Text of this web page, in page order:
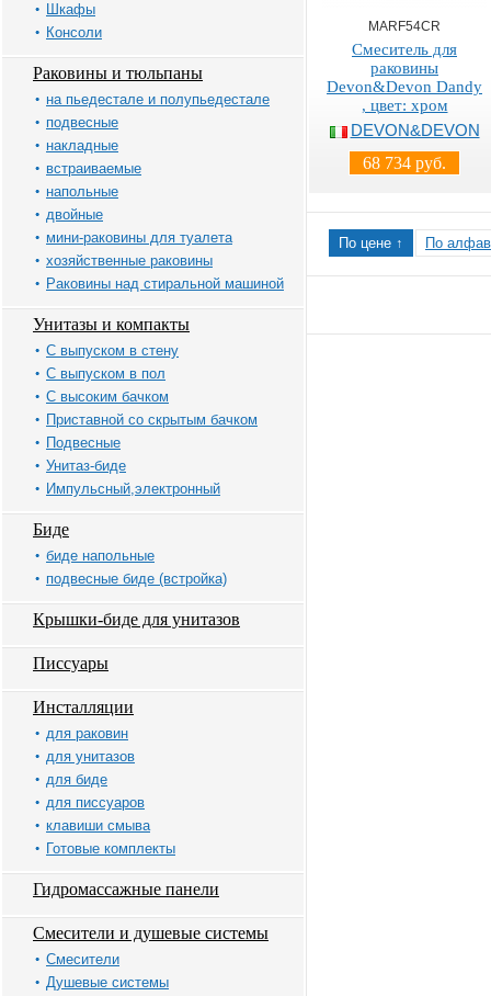
Шкафы
Консоли
Раковины и тюльпаны
на пьедестале и полупьедестале
подвесные
накладные
встраиваемые
напольные
двойные
мини-раковины для туалета
хозяйственные раковины
Раковины над стиральной машиной
Унитазы и компакты
С выпуском в стену
С выпуском в пол
С высоким бачком
Приставной со скрытым бачком
Подвесные
Унитаз-биде
Импульсный,электронный
Биде
биде напольные
подвесные биде (встройка)
Крышки-биде для унитазов
Писсуары
Инсталляции
для раковин
для унитазов
для биде
для писсуаров
клавиши смыва
Готовые комплекты
Гидромассажные панели
Смесители и душевые системы
Смесители
Душевые системы
MARF54CR
Смеситель для
раковины
Devon&Devon Dandy
, цвет: хром
DEVON&DEVON
68 734 руб.
По цене ↑ По